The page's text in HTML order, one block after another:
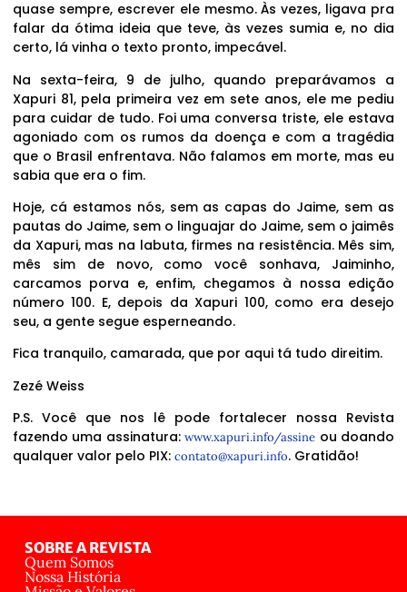
quase sempre, escrever ele mesmo. Às vezes, ligava pra
falar da ótima ideia que teve, às vezes sumia e, no dia
certo, lá vinha o texto pronto, impecável.
Na sexta-feira, 9 de julho, quando preparávamos a
Xapuri 81, pela primeira vez em sete anos, ele me pediu
para cuidar de tudo. Foi uma conversa triste, ele estava
agoniado com os rumos da doença e com a tragédia
que o Brasil enfrentava. Não falamos em morte, mas eu
sabia que era o fim.
Hoje, cá estamos nós, sem as capas do Jaime, sem as
pautas do Jaime, sem o linguajar do Jaime, sem o jaimês
da Xapuri, mas na labuta, firmes na resistência. Mês sim,
mês sim de novo, como você sonhava, Jaiminho,
carcamos porva e, enfim, chegamos à nossa edição
número 100. E, depois da Xapuri 100, como era desejo
seu, a gente segue esperneando.
Fica tranquilo, camarada, que por aqui tá tudo direitim.
Zezé Weiss
P.S. Você que nos lê pode fortalecer nossa Revista
fazendo uma assinatura:www.xapuri.info/assine ou doando
qualquer valor pelo PIX: contato@xapuri.info. Gratidão!
SOBRE A REVISTA
Quem Somos
Nossa História